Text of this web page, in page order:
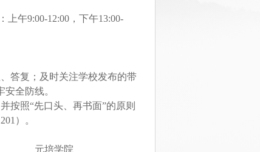
午9:00-12:00，下午13:00-
答复；及时关注学校发布的带
全防线。
按照“先口头、再书面”的原则
）。
元培学院